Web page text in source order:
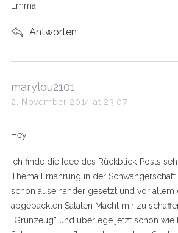
Emma
Antworten
s
a
s
marylou2101
2. November 2014 at 23:07
Hey,
Ich finde die Idee des Rückblick-Posts
Thema Ernährung in der
schon auseinander gesetzt und vor allem
abgepackten Salaten Macht mir zu
“Grünzeug” und überlege jetzt schon wie